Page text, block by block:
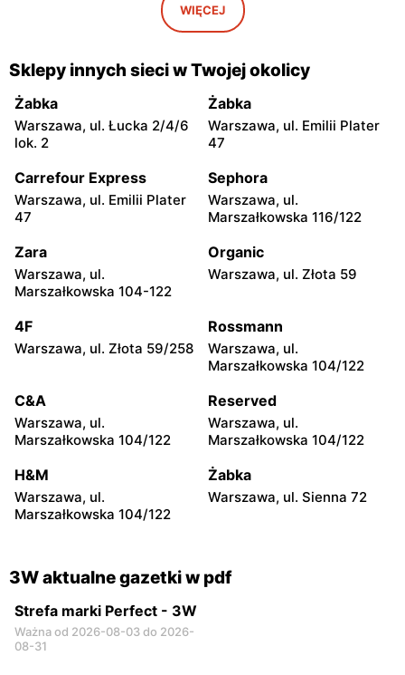
Tarnów, ul. Giełdowa 26
3W
Czeladź, ul. Handlowa 9
3W
Kraków, ul. Biskupińska 4a
3W
Rzeszów, ul. 9 Dywizji
3W
Ruda Śląska, ul. Pionierów
3W
Opole, ul. Budowlanych
3W
Oświęcim, ul. Maksymiliana
3W
Poznań, ul. Bałtycka 7
3W
3W 3W
Wrocław, ul. Opolska 140
3W
Bielsko-Biała, ul. Sabały 18
3W
Gdynia, ul. Hutnicza 13
3W
Szaflary, ul. Kolejowa 5
3W
Dzierżoniów, ul. Kilińskiego
WIĘCEJ
Sklepy innych sieci w Twojej okolicy
Żabka
Warszawa, ul. Łucka 2/4/6
lok. 2
Żabka
Warszawa, ul. Emilii Plater
47
Carrefour Express
Warszawa, ul. Emilii Plater
47
Sephora
Warszawa, ul.
Marszałkowska 116/122
Zara
Warszawa, ul.
Marszałkowska 104-122
Organic
Warszawa, ul. Złota 59
4F
Warszawa, ul. Złota 59/258
Rossmann
Warszawa, ul.
Marszałkowska 104/122
C&A
Warszawa, ul.
Marszałkowska 104/122
Reserved
Warszawa, ul.
Marszałkowska 104/122
H&M
Warszawa, ul.
Marszałkowska 104/122
Żabka
Warszawa, ul. Sienna 72
3W aktualne gazetki w pdf
Strefa marki Perfect - 3W
Ważna od 2026-08-03 do 2026-
08-31